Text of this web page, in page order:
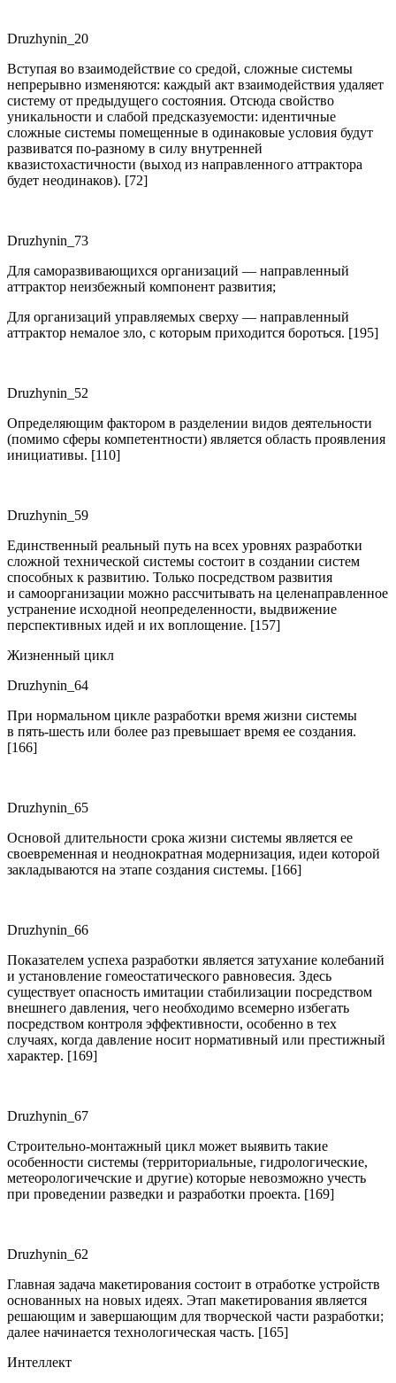
Druzhynin_20
Вступая во взаимодействие со средой, сложные системы
непрерывно изменяются: каждый акт взаимодействия удаляет
систему от предыдущего состояния. Отсюда свойство
уникальности и слабой предсказуемости: идентичные
сложные системы помещенные в одинаковые условия будут
развиватся по-разному в силу внутренней
квазистохастичности (выход из направленного аттрактора
будет неодинаков). [72]
Druzhynin_73
Для саморазвивающихся организаций — направленный
аттрактор неизбежный компонент развития;
Для организаций управляемых сверху — направленный
аттрактор немалое зло, с которым приходится бороться. [195]
Druzhynin_52
Определяющим фактором в разделении видов деятельности
(помимо сферы компетентности) является область проявления
инициативы. [110]
Druzhynin_59
Единственный реальный путь на всех уровнях разработки
сложной технической системы состоит в создании систем
способных к развитию. Только посредством развития
и самоорганизации можно рассчитывать на целенаправленное
устранение исходной неопределенности, выдвижение
перспективных идей и их воплощение. [157]
Жизненный цикл
Druzhynin_64
При нормальном цикле разработки время жизни системы
в пять-шесть или более раз превышает время ее создания.
[166]
Druzhynin_65
Основой длительности срока жизни системы является ее
своевременная и неоднократная модернизация, идеи которой
закладываются на этапе создания системы. [166]
Druzhynin_66
Показателем успеха разработки является затухание колебаний
и установление гомеостатического равновесия. Здесь
существует опасность имитации стабилизации посредством
внешнего давления, чего необходимо всемерно избегать
посредством контроля эффективности, особенно в тех
случаях, когда давление носит нормативный или престижный
характер. [169]
Druzhynin_67
Строительно-монтажный цикл может выявить такие
особенности системы (территориальные, гидрологические,
метеорологичечские и другие) которые невозможно учесть
при проведении разведки и разработки проекта. [169]
Druzhynin_62
Главная задача макетирования состоит в отработке устройств
основанных на новых идеях. Этап макетирования является
решающим и завершающим для творческой части разработки;
далее начинается технологическая часть. [165]
Интеллект